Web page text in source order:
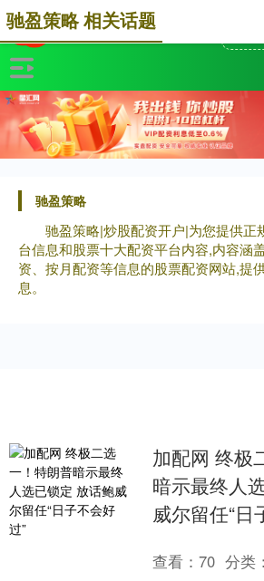
驰盈策略
驰盈策略|炒股配资开户|为您提供正
台信息和股票十大配资平台内容,内容涵
资、按月配资等信息的股票配资网站,提
息。
驰盈策略 相关话题
加配网 终极
暗示最终人
威尔留任“日
查看：70 分类